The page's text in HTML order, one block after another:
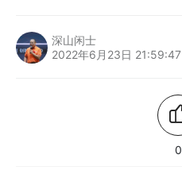
深山闲士
2022年6月23日 21:59:47
0